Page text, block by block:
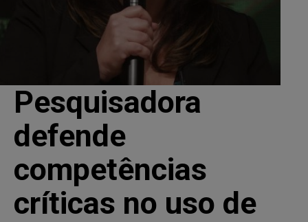
Pesquisadora
defende
competências
críticas no uso de